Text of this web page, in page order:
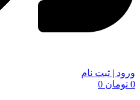
ورود | ثبت نام
0 تومان 0